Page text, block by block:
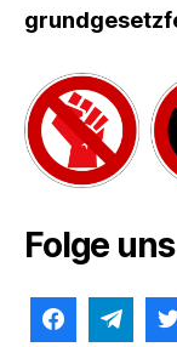
Folge uns